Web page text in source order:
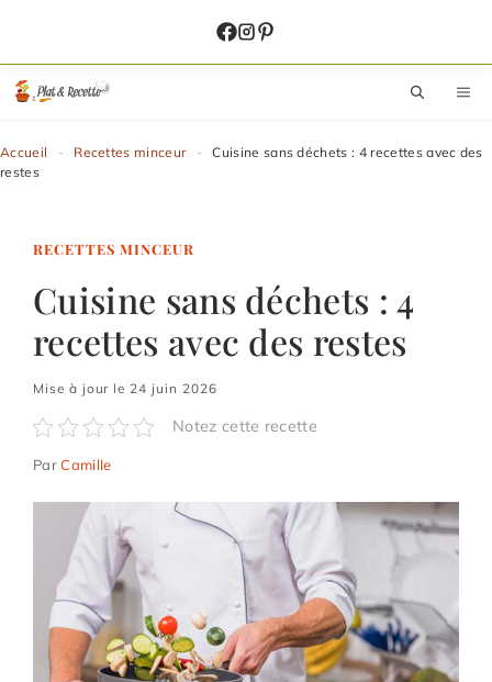
contenu
Accueil - Recettes minceur -
Cuisine sans déchets : 4 recettes avec des
restes
RECETTES MINCEUR
Cuisine sans déchets : 4
recettes avec des restes
Mise à jour le 24 juin 2026
Notez cette recette
ParCamille